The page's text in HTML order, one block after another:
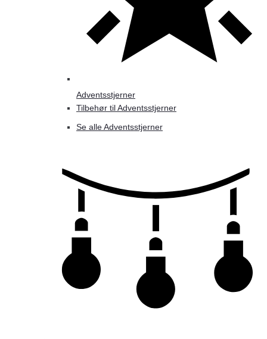
Adventsstjerner
Tilbehør til Adventsstjerner
Se alle Adventsstjerner